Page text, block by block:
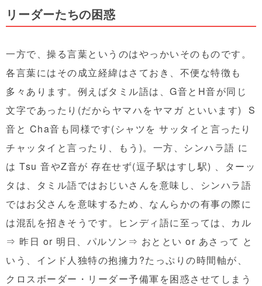
リーダーたちの困惑
一方で、操る言葉というのはやっかいそのものです。
各言葉にはその成立経緯はさておき、不便な特徴も
多々あります。例えばタミル語は、G音とH音が同じ
文字であったり(だからヤマハをヤマガ といいます) S
音と Cha音も同様です(シャツを サッタイと言ったり
チャッタイと言ったり、もう)。一方、シンハラ語 に
は Tsu 音やZ音が 存在せず(逗子駅はすし駅) 、ターッ
タは、タミル語ではおじいさんを意味し、シンハラ語
ではお父さんを意味するため、なんらかの有事の際に
は混乱を招きそうです。ヒンディ語に至っては、カル
⇒ 昨日 or 明日、パルソン⇒ おととい or あさって と
いう、インド人独特の抱擁力?たっぷりの時間軸が、
クロスボーダー・リーダー予備軍を困惑させてしまう